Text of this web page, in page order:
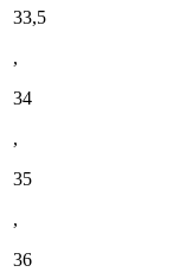
33,5
,
34
,
35
,
36